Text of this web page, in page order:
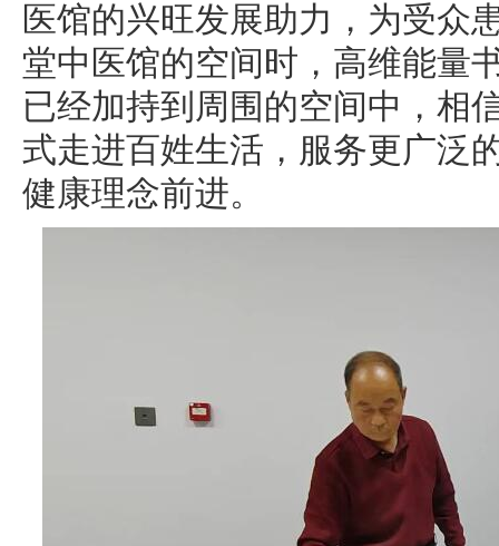
医馆的兴旺发展助力，为受众
堂中医馆的空间时，高维能量
已经加持到周围的空间中，相
式走进百姓生活，服务更广泛
健康理念前进。